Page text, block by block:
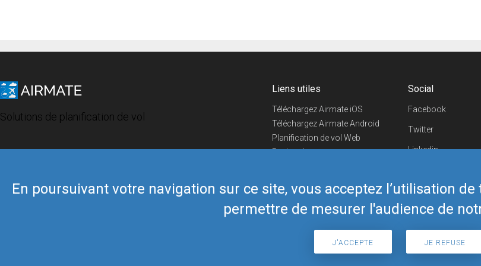
En poursuivant votre navigation sur ce site, vous acceptez l’utilisation
permettre de mesurer l'audience de
J'ACCEPTE JE REFUSE
Solutions de planification de vol
Liens utiles
Téléchargez Airmate iOS
Téléchargez Airmate Android
Planification de vol Web
Recherche
Boutique Airmate
Social
Facebook
Twitter
Linkedin
Telegram